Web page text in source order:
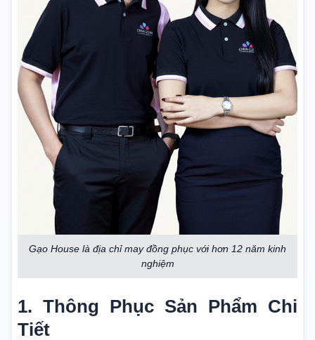
Gạo House là địa chỉ may đồng phục với hơn 12 năm kinh
nghiệm
1. Thông Phục Sản Phẩm Chi
Tiết